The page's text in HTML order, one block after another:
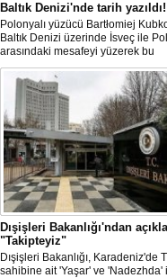
Baltık Denizi'nde tarih yazıldı!
Polonyalı yüzücü Bartłomiej
Baltık Denizi üzerinde İsveç ile
arasındaki mesafeyi yüzerek bu
başarının ilk örneği olarak tarihe
Dışişleri Bakanlığı'ndan
"Takipteyiz"
Dışişleri Bakanlığı, Karadeniz'de
sahibine ait 'Yaşar' ve 'Nadezhda'